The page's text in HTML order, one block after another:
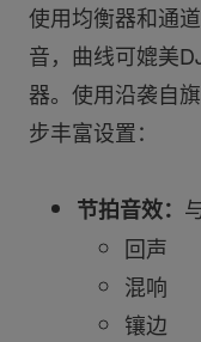
使用均衡器和通
音，曲线可媲美
器。使用沿袭自
步丰富设置：
节拍音效：
回声
混响
镶边